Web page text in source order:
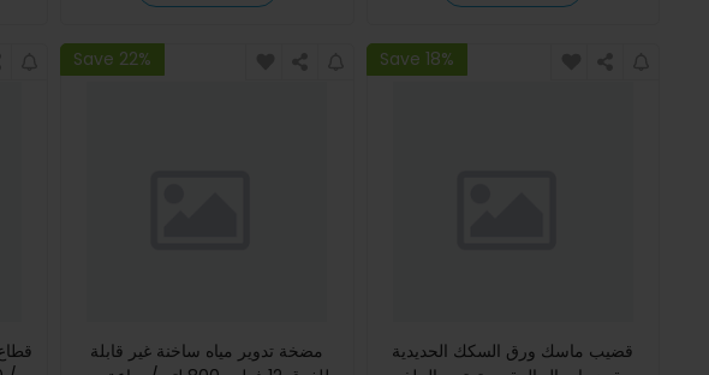
Save 22%
مضخة تدوير مياه ساخنة غير قابلة
Save 18%
قضيب ماسك ورق السكك الحديدية